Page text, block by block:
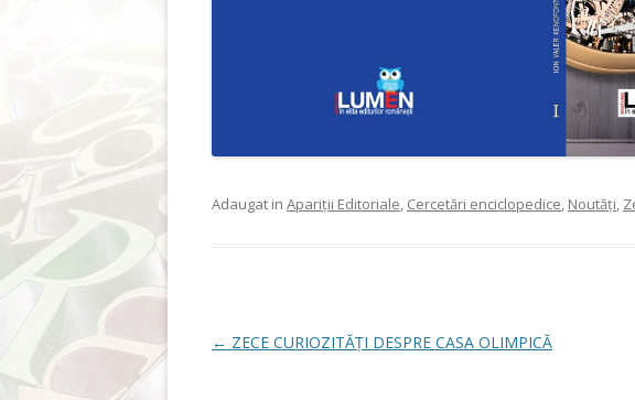
Adaugat in Apariții Editoriale, Cercetări enciclopedice, Noutăți,
Post navigation
← ZECE CURIOZITĂȚI DESPRE CASA OLIMPICĂ